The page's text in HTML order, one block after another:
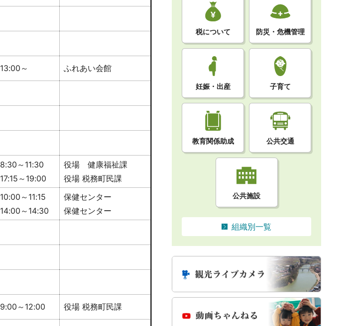
13:00～ ふれあい会館
8:30～11:30
17:15～19:00
役場 健康福祉課
役場 税務町民課
10:00～11:15
14:00～14:30
保健センター
保健センター
9:00～12:00 役場 税務町民課
税について 防災・危機管理
妊娠・出産 子育て
教育関係助成 公共交通
公共施設
組織別一覧